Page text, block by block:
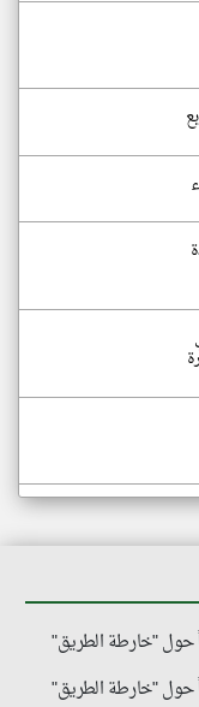
حول "خارطة الطريق"
حول "خارطة الطريق"